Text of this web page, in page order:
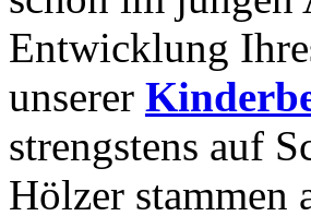
Entwicklung
unserer
strengstens auf
Hölzer